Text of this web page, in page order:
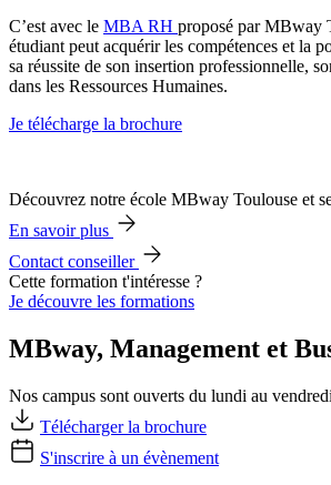
C’est avec le MBA RH proposé par MBway
étudiant peut acquérir les compétences et la
sa réussite de son insertion professionnelle,
dans les Ressources Humaines.
Je télécharge la brochure
Découvrez notre école MBway Toulouse et
En savoir plus
Contact conseiller
Cette formation t'intéresse ?
Je découvre les formations
MBway, Management et
Nos campus sont ouverts du lundi au
Télécharger la brochure
S'inscrire à un évènement